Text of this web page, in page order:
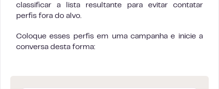
classificar a lista resultante para evitar contatar
perfis fora do alvo.
Coloque esses perfis em uma campanha e inicie a
conversa desta forma: